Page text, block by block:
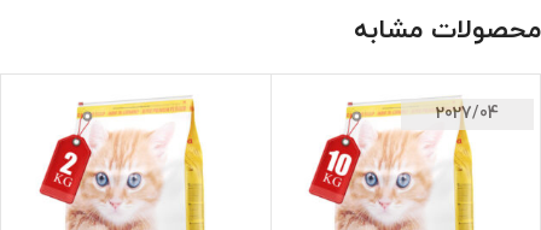
محصولات مشابه
2027/04